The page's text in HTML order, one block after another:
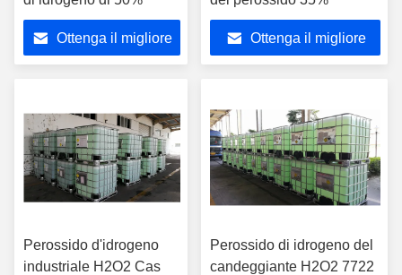
Ottenga il migliore Ottenga il migliore
Perossido d'idrogeno
industriale H2O2 Cas
Perossido di idrogeno del
candeggiante H2O2 7722